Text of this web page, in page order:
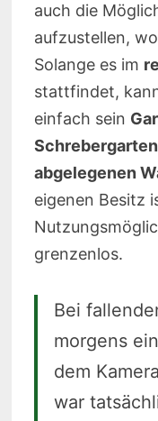
auch die
aufzustellen,
Solange es im
stattfindet,
einfach sein
Schrebergarten
abgelegenen
eigenen Besitz
grenzenlos.
Bei
morgens
dem
war